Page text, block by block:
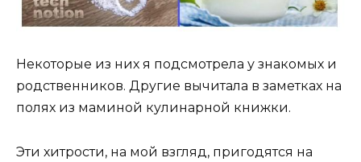
Некоторые из них я подсмотрела у знакомых и
родственников. Другие вычитала в заметках на
полях из маминой кулинарной книжки.
Эти хитрости, на мой взгляд, пригодятся на